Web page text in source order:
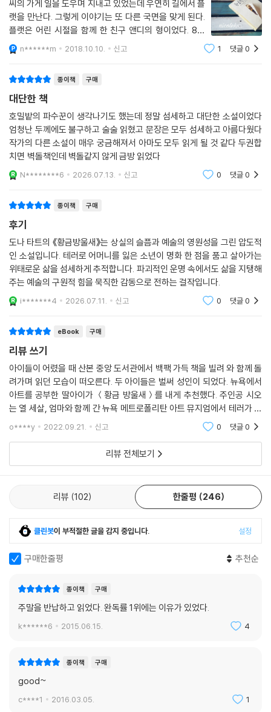
더욱 흥미롭게는 원서로 800페이지에 가까운 방대한 분량에도 불구하고
호킹지수 98.5%로 완독률 1위를 기록하기도 했다. 호킹지수란 위스콘신
대학 교수 조던 엘런버그가 개발한 것으로, 아마존 킨들의 하이라이트(밑
의 분포도를 기준으로 한다. 아마존 베스트셀러를 대상으로 한 이 조사에
서 《황금방울새》는 다른 도서들과 현저한 차이(《헝거게임》 43.4%, 《위
대한 유산》 28.3%)로 1위에 올랐다. 이 같은 높은 흡입력을 두고 소설가
스티븐 킹은 ‘도무지 실수가 나지 않는 경기를 보는 것 같다’고 평하기도 했
다.
작품의 인기와 더불어 11년을 침묵한 작가에 대한 관심도 다시 높아져 [타
임]의 세계에서 가장 영향력 있는 100인에 선정되었고, 패션 디자이너 케
트’라는 컬렉션을 선보이기도 했다. 뿐만 아니라 뉴욕 프릭 컬렉션 미술관
이 마련한 ‘네덜란드 거장전’에서 세 달간 20만 명의 관람객이 [황금방울
새]를 보러오는 등 그림 자체도 큰 주목을 받았다. 이처럼 1992년 데뷔 당
시 도나 타트 열풍에 다시 불을 붙이며 하나의 현상으로 자리 잡은 책이다.
추천사
처럼 놀라고 흥분했다. 실수가 나길 기대하고 있다면, 이 책에서는 헛수고
다. 도나 타트는 ‘중독적이며 삶의 버거운 슬픔으로부터 우리를 구원하는
예술’이라는 주제를 과감히 돌파하면서 문학작품으로서 큰 성공을 거뒀다.
-스티븐 킹
상실의 슬픔에 빠진 소년과 사라진 명작이 복잡하게 얽히는 과정을 따라
인물들이 정교하게 그려진다. 우리의 정신을 자극하고 심장을 두드리는 아
름다운 소설이다.-Pulitzer.org
도나 타트의 뛰어난 스토리텔링으로 완성시킨 흥미롭고 조화로운 작품. 독
자들에게 밤을 지새우며 몰입해서 읽는 즐거움을 되살려줄 것이다.-미치
코 카쿠타니 퓰리처상 수상 평론가
대단히 매혹적인 소설. 기꺼이 손에 붙들고 있고 싶어진다.-[르 몽드]
이 작품에서는 아무것도 그냥 언급되지 않는다. 모든 것이 교묘하게 연결
씨의 가게 일을 도우며 지내고 있었는데 우연히 길에서 플
랫을 만난다. 그렇게 이야기는 또 다른 국면을 맞게 된다.
플랫은 어린 시절을 함께 한 친구 앤디의 형이었다. 8년
전 뉴욕으로 돌아와 어디로 가야하나 길거리에서 방황할
때 우연히 보았던 앤디의 아버지. 그러나 자신을 알아보지
n******m 2018.10.10. 신고 1 댓글0
종이책 구매
대단한 책
호밀밭의 파수꾼이 생각나기도 했는데 정말 섬세하고 대단한 소설이었다
엄청난 두께에도 불구하고 술술 읽혔고 문장은 모두 섬세하고 아름다웠다
작가의 다른 소설이 매우 궁금해져서 아마도 모두 읽게 될 것 같다 두권합
치면 벽돌책인데 벽돌같지 않게 금방 읽었다
N********6 2026.07.13. 신고 0 댓글0
종이책 구매
후기
도나 타트의 《황금방울새》는 상실의 슬픔과 예술의 영원성을 그린 압도적
인 소설입니다. 테러로 어머니를 잃은 소년이 명화 한 점을 품고 살아가는
위태로운 삶을 섬세하게 추적합니다. 파괴적인 운명 속에서도 삶을 지탱해
주는 예술의 구원적 힘을 묵직한 감동으로 전하는 걸작입니다.
i*******4 2026.07.11. 신고 0 댓글0
eBook 구매
리뷰 쓰기
아이들이 어렸을 때 산본 중앙 도서관에서 백팩 가득 책을 빌려 와 함께 돌
려가며 읽던 모습이 떠오른다. 두 아이들은 벌써 성인이 되었다. 뉴욕에서
아트를 공부한 딸아이가 ＜황금 방울새＞를 내게 추천했다. 주인공 시오
는 열 세살, 엄마와 함께 간 뉴욕 메트로폴리탄 아트 뮤지엄에서 테러가 발
생해 엄마를 잃고 평생 트라우마에 시달린다. 인간이 태어나 처음 만나는
세상인 부모가
o****y 2022.09.21. 신고 0 댓글0
리뷰 전체보기
리뷰 102 한줄평 246
클린봇이 부적절한 글을 감지 중입니다. 설정
구매한줄평 추천순
종이책 구매
주말을 반납하고 읽었다. 완독률 1위에는 이유가 있었다.
k******6 2015.06.15. 4
종이책 구매
good~
c****1 2016.03.05. 1